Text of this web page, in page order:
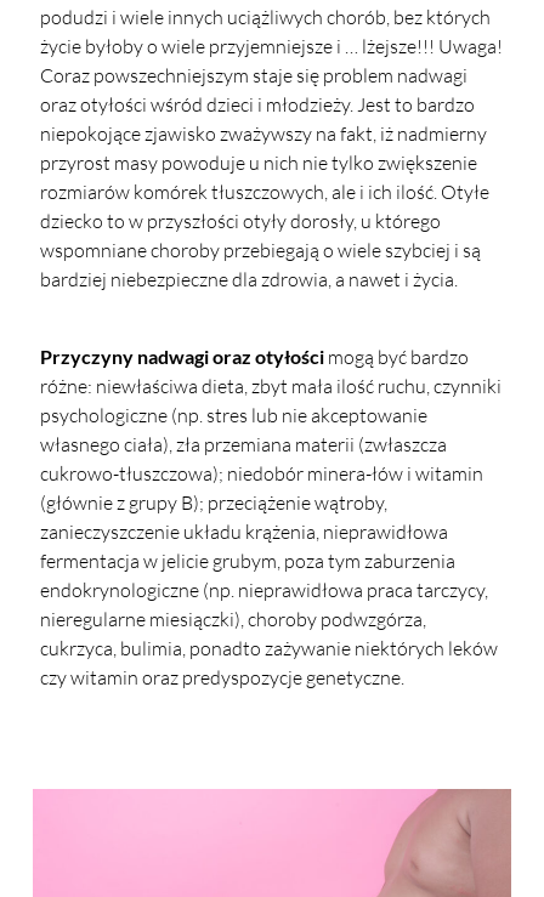
podudzi i wiele innych uciążliwych chorób, bez których
życie byłoby o wiele przyjemniejsze i … lżejsze!!! Uwaga!
Coraz powszechniejszym staje się problem nadwagi
oraz otyłości wśród dzieci i młodzieży. Jest to bardzo
niepokojące zjawisko zważywszy na fakt, iż nadmierny
przyrost masy powoduje u nich nie tylko zwiększenie
rozmiarów komórek tłuszczowych, ale i ich ilość. Otyłe
dziecko to w przyszłości otyły dorosły, u którego
wspomniane choroby przebiegają o wiele szybciej i są
bardziej niebezpieczne dla zdrowia, a nawet i życia.
Przyczyny nadwagi oraz otyłości mogą być bardzo
różne: niewłaściwa dieta, zbyt mała ilość ruchu, czynniki
psychologiczne (np. stres lub nie akceptowanie
własnego ciała), zła przemiana materii (zwłaszcza
cukrowo-tłuszczowa); niedobór minera-łów i witamin
(głównie z grupy B); przeciążenie wątroby,
zanieczyszczenie układu krążenia, nieprawidłowa
fermentacja w jelicie grubym, poza tym zaburzenia
endokrynologiczne (np. nieprawidłowa praca tarczycy,
nieregularne miesiączki), choroby podwzgórza,
cukrzyca, bulimia, ponadto zażywanie niektórych leków
czy witamin oraz predyspozycje genetyczne.